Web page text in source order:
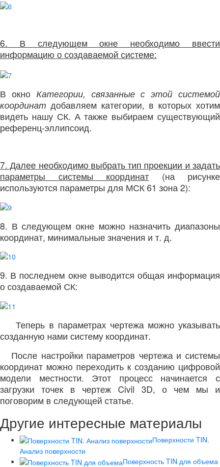
6. В следующем окне необходимо ввести
информацию о создаваемой системе:
В окно Категории, связанные с этой системой
координат добавляем категории, в которых хотим
видеть нашу СК. А также выбираем существующий
референц-эллипсоид.
7. Далее необходимо выбрать тип проекции и задать
параметры системы координат (на рисунке
используются параметры для МСК 61 зона 2):
8. В следующем окне можно назначить диапазоны
координат, минимальные значения и т. д.
9. В последнем окне выводится общая информация
о создаваемой СК:
Теперь в параметрах чертежа можно указывать
созданную нами систему координат.
После настройки параметров чертежа и системы
координат можно переходить к созданию цифровой
модели местности. Этот процесс начинается с
загрузки точек в чертеж Civil 3D, о чем мы и
поговорим в следующей статье.
Другие интересные материалы
Поверхности TIN.
Анализ поверхности
Поверхность TIN для объема